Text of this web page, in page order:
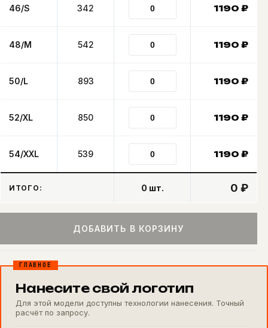
46/S 342 1190 ₽
48/M 542 1190 ₽
50/L 893 1190 ₽
52/XL 850 1190 ₽
54/XXL 539 1190 ₽
ИТОГО: 0 шт. 0 ₽
ДОБАВИТЬ В КОРЗИНУ
ГЛАВНОЕ
Нанесите свой логотип
Для этой модели доступны технологии нанесения. Точный
расчёт по запросу.